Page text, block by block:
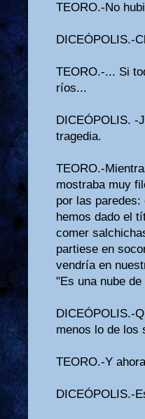
TEORO.-No
DICEÓPOLIS.-
TEORO.-... Si
ríos...
DICEÓPOLIS. -
tragedia.
TEORO.-
mostraba muy
por las
hemos dado el
comer
partiese en
vendría en
"Es una nube
DICEÓPOLIS.-
menos lo de los
TEORO.-Y
DICEÓPOLIS.-